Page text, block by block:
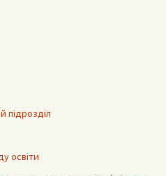
підрозділ
освіти